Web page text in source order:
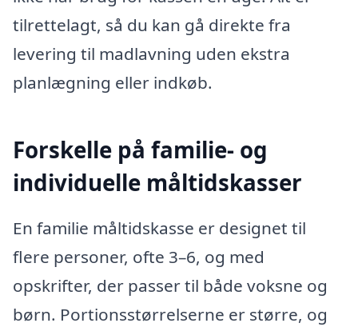
tilrettelagt, så du kan gå direkte fra
levering til madlavning uden ekstra
planlægning eller indkøb.
Forskelle på familie- og
individuelle måltidskasser
En familie måltidskasse er designet til
flere personer, ofte 3–6, og med
opskrifter, der passer til både voksne og
børn. Portionsstørrelserne er større, og